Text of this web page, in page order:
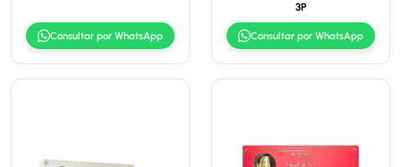
Consultar por WhatsApp
3P
Consultar por WhatsApp